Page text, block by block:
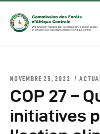
Conseils
Comptes
Réunions
Régionales
NOVEMBRE 25, 2022
COP 27 –
initiatives